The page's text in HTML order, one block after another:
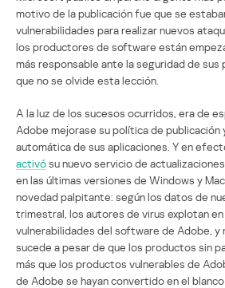
motivo de la publicación fue que se
vulnerabilidades para realizar nuevos
los productores de software están
más responsable ante la seguridad de sus
que no se olvide esta lección.
A la luz de los sucesos ocurridos, era de
Adobe mejorase su política de publicación
automática de sus aplicaciones. Y en
activósu nuevo servicio de
en las últimas versiones de Windows y
novedad palpitante: según los datos de
trimestral, los autores de virus explotan en
vulnerabilidades del software de Adobe,
sucede a pesar de que los productos sin
más que los productos vulnerables de
de Adobe se hayan convertido en el